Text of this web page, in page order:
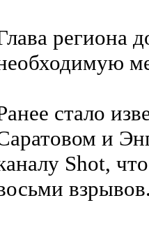
региона
стало
и
Shot,